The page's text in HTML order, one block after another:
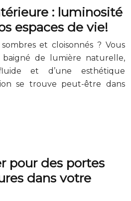
: luminosité
espaces de vie!
et cloisonnés ? Vous
baigné de lumière naturelle,
et d’une esthétique
se trouve peut-être dans
pour des portes
dans votre